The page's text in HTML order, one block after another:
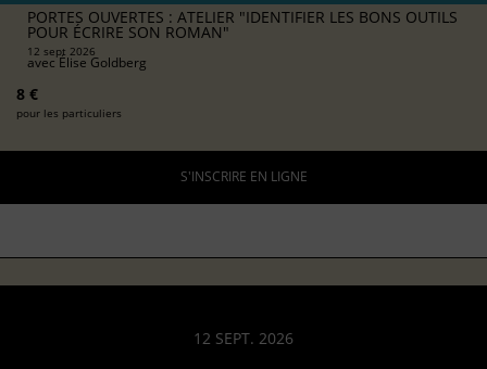
PORTES OUVERTES : ATELIER "IDENTIFIER LES BONS OUTILS
POUR ÉCRIRE SON ROMAN"
12 sept 2026
avecÉlise Goldberg
8 €
pour les particuliers
S'INSCRIRE EN LIGNE
12 SEPT. 2026